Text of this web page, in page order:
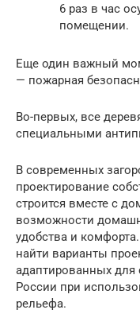
6 раз в час
помещении.
Еще один важный
— пожарная
Во-первых, все
специальными
В современных
проектирование
строится вместе с
возможности
удобства и
найти варианты
адаптированных для
России при
рельефа.